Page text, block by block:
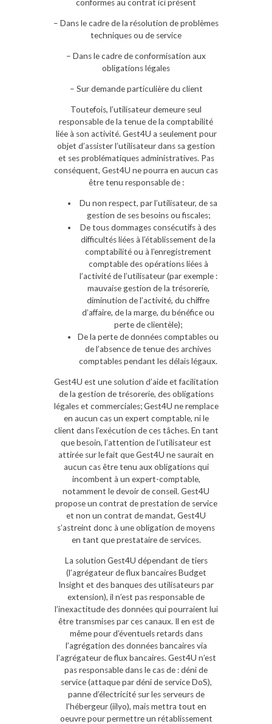
conformes au contrat ici présent
– Dans le cadre de la résolution de problèmes
techniques ou de service
– Dans le cadre de conformisation aux
obligations légales
– Sur demande particulière du client
Toutefois, l’utilisateur demeure seul
responsable de la tenue de la comptabilité
liée à son activité. Gest4U a seulement pour
objet d’assister l’utilisateur dans sa gestion
et ses problématiques administratives. Pas
conséquent, Gest4U ne pourra en aucun cas
être tenu responsable de :
Du non respect, par l’utilisateur, de sa
gestion de ses besoins ou fiscales;
De tous dommages consécutifs à des
difficultés liées à l’établissement de la
comptabilité ou à l’enregistrement
comptable des opérations liées à
l’activité de l’utilisateur (par exemple :
mauvaise gestion de la trésorerie,
diminution de l’activité, du chiffre
d’affaire, de la marge, du bénéfice ou
perte de clientèle);
De la perte de données comptables ou
de l’absence de tenue des archives
comptables pendant les délais légaux.
Gest4U est une solution d’aide et facilitation
de la gestion de trésorerie, des obligations
légales et commerciales; Gest4U ne remplace
en aucun cas un expert comptable, ni le
client dans l’exécution de ces tâches. En tant
que besoin, l’attention de l’utilisateur est
attirée sur le fait que Gest4U ne saurait en
aucun cas être tenu aux obligations qui
incombent à un expert-comptable,
notamment le devoir de conseil. Gest4U
propose un contrat de prestation de service
et non un contrat de mandat, Gest4U
s’astreint donc à une obligation de moyens
en tant que prestataire de services.
La solution Gest4U dépendant de tiers
(l’agrégateur de flux bancaires Budget
Insight et des banques des utilisateurs par
extension), il n’est pas responsable de
l’inexactitude des données qui pourraient lui
être transmises par ces canaux. Il en est de
même pour d’éventuels retards dans
l’agrégation des données bancaires via
l’agrégateur de flux bancaires. Gest4U n’est
pas responsable dans le cas de : déni de
service (attaque par déni de service DoS),
panne d’électricité sur les serveurs de
l’hébergeur (iilyo), mais mettra tout en
oeuvre pour permettre un rétablissement